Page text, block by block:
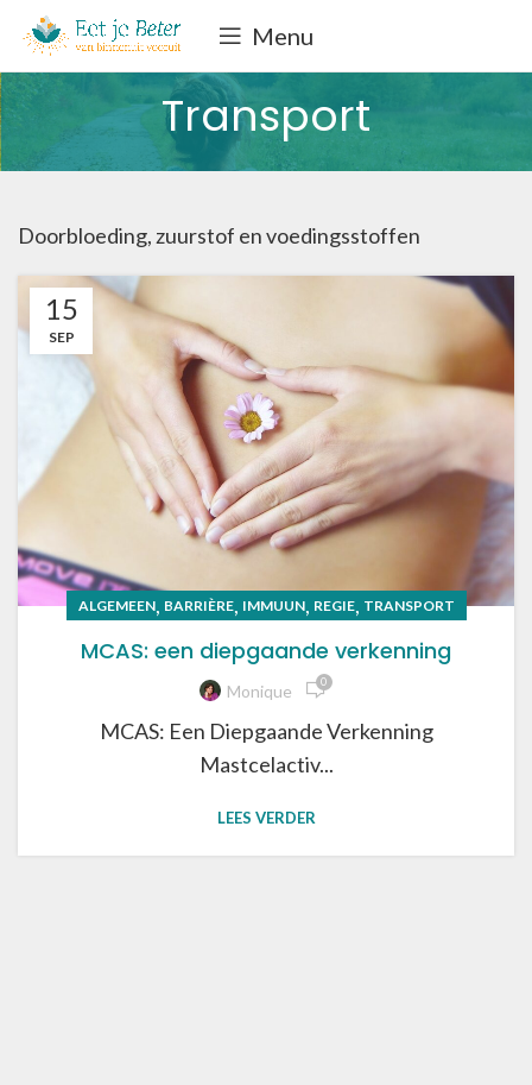
Menu
Transport
Doorbloeding, zuurstof en voedingsstoffen
15
SEP
ALGEMEEN, BARRIÈRE, IMMUUN, REGIE, TRANSPORT
MCAS: een diepgaande verkenning
Monique 0
MCAS: Een Diepgaande Verkenning
Mastcelactiv...
LEES VERDER